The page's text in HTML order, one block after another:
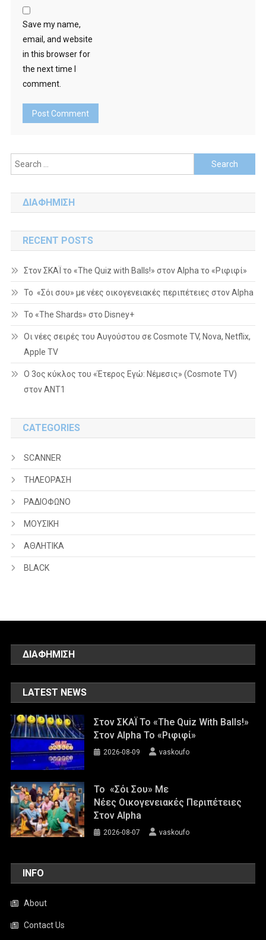
Save my name,
email, and website
in this browser for
the next time I
comment.
Search
for:
ΔΙΑΦΗΜΙΣΗ
RECENT POSTS
Στον ΣΚΑΪ το «The Quiz with Balls!» στον Alpha το «Ριφιφί»
Το «Σόι σου» με νέες οικογενειακές περιπέτειες στον Alpha
To «The Shards» στο Disney+
Οι νέες σειρές του Αυγούστου σε Cosmote TV, Nova, Netflix,
Apple TV
Ο 3ος κύκλος του «Έτερος Εγώ: Νέμεσις» (Cosmote TV)
στον ΑΝΤ1
CATEGORIES
SCANNER
ΤΗΛΕΟΡΑΣΗ
ΡΑΔΙΟΦΩΝΟ
ΜΟΥΣΙΚΗ
ΑΘΛΗΤΙΚΑ
BLACK
ΔΙΑΦΗΜΙΣΗ
LATEST NEWS
Στον ΣΚΑΪ Το «The Quiz With Balls!»
Στον Alpha Το «Ριφιφί»
2026-08-09 vaskoufo
Το «Σόι Σου» Με
Νέες Οικογενειακές Περιπέτειες
Στον Alpha
2026-08-07 vaskoufo
INFO
About
Contact Us